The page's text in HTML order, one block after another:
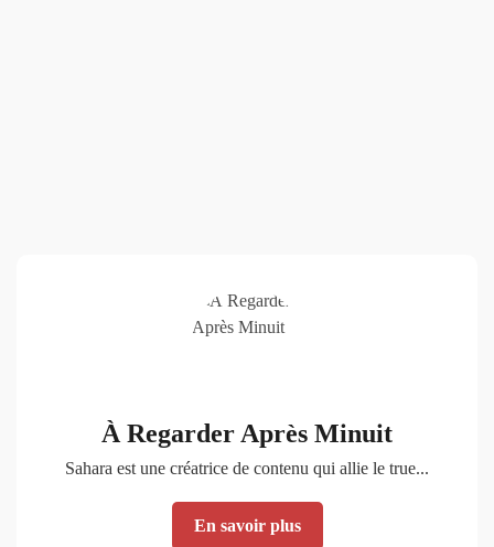
À Regarder Après Minuit
Sahara est une créatrice de contenu qui allie le true...
En savoir plus